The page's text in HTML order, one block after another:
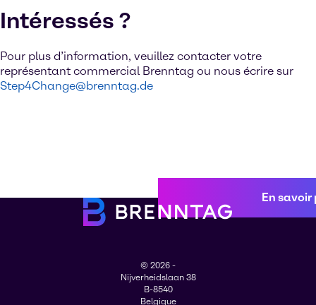
Intéressés ?
Pour plus d’information, veuillez contacter votre
représentant commercial Brenntag ou nous écrire sur
Step4Change@brenntag.de
En savoir
© 2026 -
Nijverheidslaan 38
B-8540
Belgique